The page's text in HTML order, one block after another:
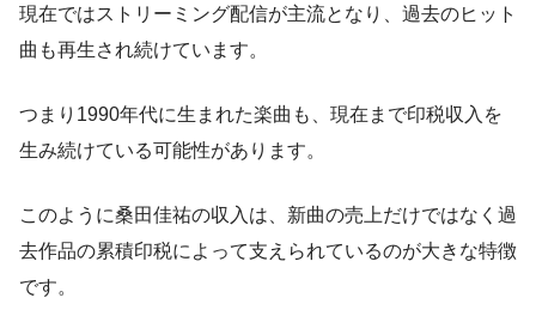
現在ではストリーミング配信が主流となり、過去のヒット
曲も再生され続けています。
つまり1990年代に生まれた楽曲も、現在まで印税収入を
生み続けている可能性があります。
このように桑田佳祐の収入は、新曲の売上だけではなく過
去作品の累積印税によって支えられているのが大きな特徴
です。